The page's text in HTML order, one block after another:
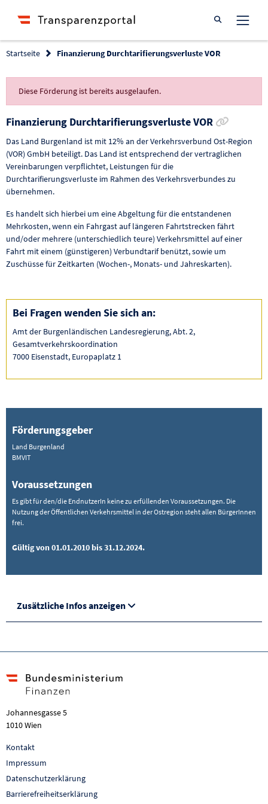
Suche öffnen
Startseite Finanzierung Durchtarifierungsverluste VOR
Diese Förderung ist bereits ausgelaufen.
Finanzierung Durchtarifierungsverluste VOR
Das Land Burgenland ist mit 12% an der Verkehrsverbund Ost-Region
(VOR) GmbH beteiligt. Das Land ist entsprechend der vertraglichen
Vereinbarungen verpflichtet, Leistungen für die
Durchtarifierungsverluste im Rahmen des Verkehrsverbundes zu
übernehmen.
Es handelt sich hierbei um eine Abgeltung für die entstandenen
Mehrkosten, wenn ein Fahrgast auf längeren Fahrtstrecken fährt
und/oder mehrere (unterschiedlich teure) Verkehrsmittel auf einer
Fahrt mit einem (günstigeren) Verbundtarif benützt, sowie um
Zuschüsse für Zeitkarten (Wochen-, Monats- und Jahreskarten).
Bei Fragen wenden Sie sich an:
Amt der Burgenländischen Landesregierung, Abt. 2,
Gesamtverkehrskoordination
7000 Eisenstadt, Europaplatz 1
Förderungsgeber
Land Burgenland
BMVIT
Voraussetzungen
Es gibt für den/die EndnutzerIn keine zu erfüllenden Voraussetzungen. Die
Nutzung der Öffentlichen Verkehrsmittel in der Ostregion steht allen BürgerInnen
frei.
Gültig von 01.01.2010 bis 31.12.2024.
Zusätzliche Infos anzeigen
Johannesgasse 5
1010 Wien
Kontakt
Impressum
Datenschutzerklärung
Barrierefreiheitserklärung